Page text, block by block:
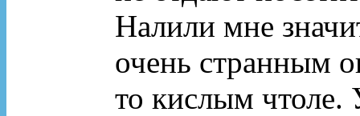
Налили мне
очень странным
то кислым чтоле.